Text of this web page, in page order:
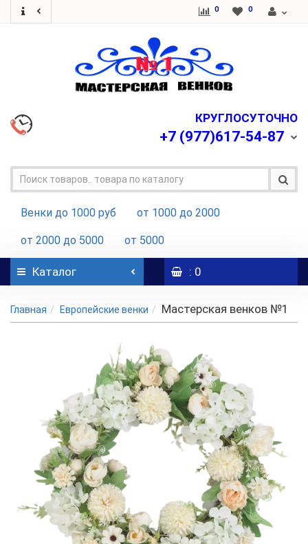
0 0
КРУГЛОСУТОЧНО
+7 (977)617-54-87
Венки до 1000 руб от 1000 до 2000
от 2000 до 5000 от 5000
Каталог : 0
Главная Европейские венки Мастерская венков №1